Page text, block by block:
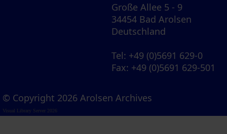
Große Allee 5 - 9
34454 Bad Arolsen
Deutschland
Tel: +49 (0)5691 629-0
Fax: +49 (0)5691 629-501
© Copyright 2026 Arolsen Archives
Visual Library Server 2026